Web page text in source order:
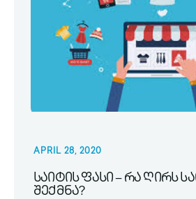
APRIL 28, 2020
საიტის ფასი – რა ღირს
შექმნა?